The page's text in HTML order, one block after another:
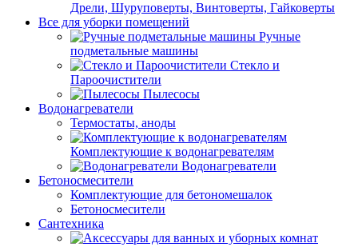
Дрели, Шуруповерты, Винтоверты, Гайковерты
Все для уборки помещений
Ручные
подметальные машины
Стекло и
Пароочистители
Пылесосы
Водонагреватели
Термостаты, аноды
Комплектующие к водонагревателям
Водонагреватели
Бетоносмесители
Комплектующие для бетономешалок
Бетоносмесители
Сантехника